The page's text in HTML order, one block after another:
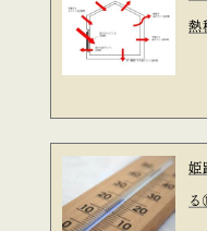
熱
姫